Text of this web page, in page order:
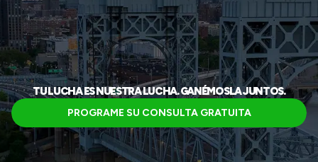
TU LUCHA ES NUESTRA LUCHA. GANÉMOSLA JUNTOS.
PROGRAME SU CONSULTA GRATUITA